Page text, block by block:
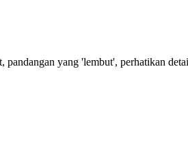
yang 'lembut', perhatikan